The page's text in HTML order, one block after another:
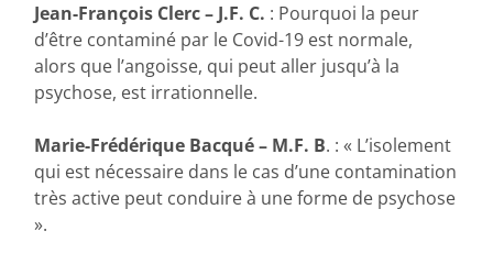
Jean-François Clerc – J.F. C. : Pourquoi la peur
d’être contaminé par le Covid-19 est normale,
alors que l’angoisse, qui peut aller jusqu’à la
psychose, est irrationnelle.
Marie-Frédérique Bacqué – M.F. B. : « L’isolement
qui est nécessaire dans le cas d’une contamination
très active peut conduire à une forme de psychose
».